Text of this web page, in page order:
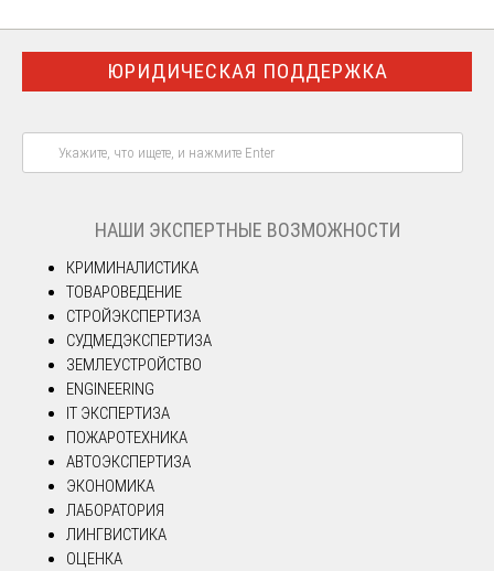
ЮРИДИЧЕСКАЯ ПОДДЕРЖКА
НАШИ ЭКСПЕРТНЫЕ ВОЗМОЖНОСТИ
КРИМИНАЛИСТИКА
ТОВАРОВЕДЕНИЕ
СТРОЙЭКСПЕРТИЗА
СУДМЕДЭКСПЕРТИЗА
ЗЕМЛЕУСТРОЙСТВО
ENGINEERING
IT ЭКСПЕРТИЗА
ПОЖАРОТЕХНИКА
АВТОЭКСПЕРТИЗА
ЭКОНОМИКА
ЛАБОРАТОРИЯ
ЛИНГВИСТИКА
ОЦЕНКА